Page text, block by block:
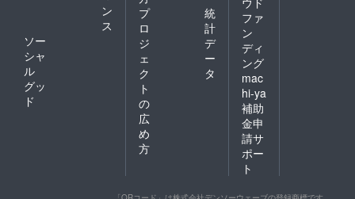
は、先
約が優
日前に
ご予定
ン
ス
ソー
シャ
ル
グッ
ド
プ
ロ
ジ
ェ
ク
ト
の
広
め
方
統
計
デ
ー
タ
ファ
ン
ディ
ング
mac
hi-ya
補助
金申
請サ
ポー
ト